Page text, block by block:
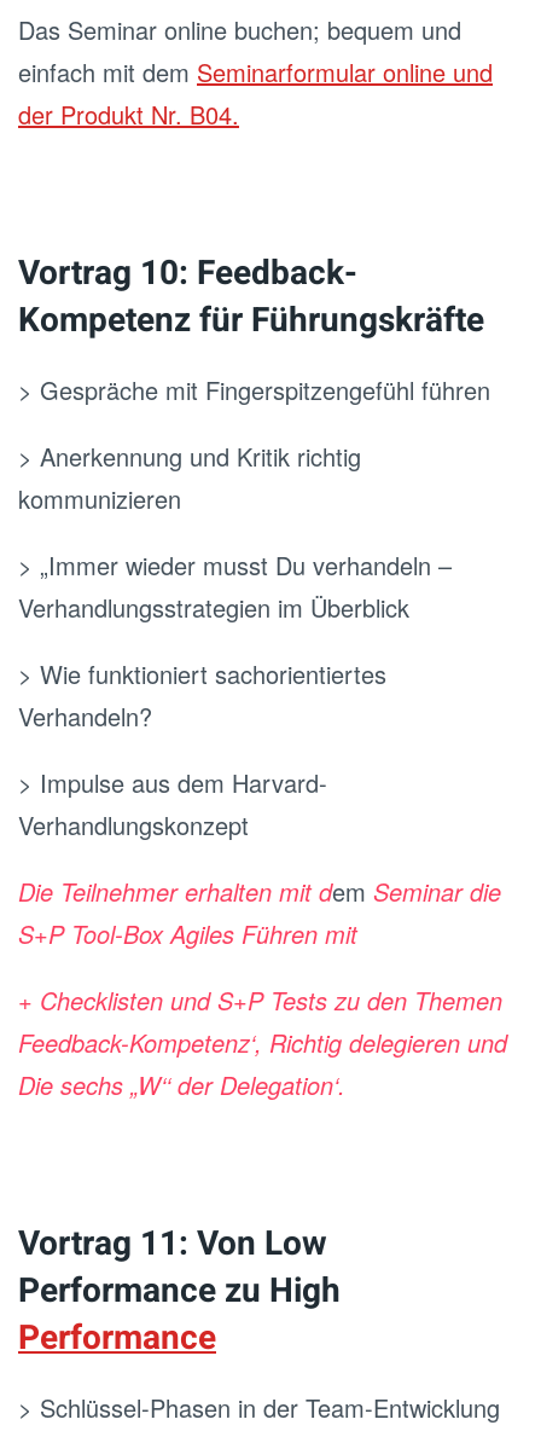
Das Seminar online buchen; bequem und
einfach mit dem Seminarformular online und
der Produkt Nr. B04.
Vortrag 10: Feedback-
Kompetenz für Führungskräfte
> Gespräche mit Fingerspitzengefühl führen
> Anerkennung und Kritik richtig
kommunizieren
> „Immer wieder musst Du verhandeln –
Verhandlungsstrategien im Überblick
> Wie funktioniert sachorientiertes
Verhandeln?
> Impulse aus dem Harvard-
Verhandlungskonzept
Die Teilnehmer erhalten mit dem Seminar die
S+P Tool-Box Agiles Führen mit
+ Checklisten und S+P Tests zu den Themen
Feedback-Kompetenz‘, Richtig delegieren und
Die sechs „W‘‘ der Delegation‘.
Vortrag 11: Von Low
Performance zu High
Performance
> Schlüssel-Phasen in der Team-Entwicklung